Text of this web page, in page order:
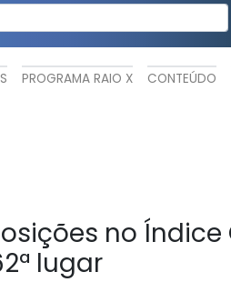
PROGRAMA RAIO X CONTEÚDO
no Índice
lugar